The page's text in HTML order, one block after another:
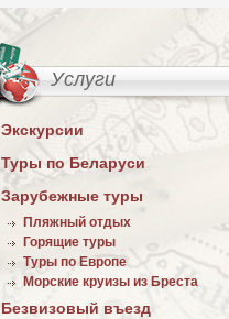
Услуги
Экскурсии
Туры по Беларуси
Зарубежные туры
Пляжный отдых
Горящие туры
Туры по Европе
Морские круизы из Бреста
Безвизовый въезд